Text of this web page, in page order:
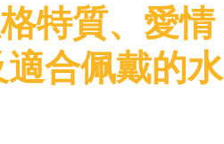
特質、愛情
合佩戴的水